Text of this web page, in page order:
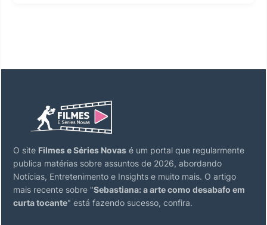
O site Filmes e Séries Novas é um portal que regularmente
publica matérias sobre assuntos de 2026, abordando
Notícias, Entretenimento e Insights e muito mais. O artigo
mais recente sobre "Sebastiana: a arte como desabafo em
curta tocante" está fazendo sucesso, confira.